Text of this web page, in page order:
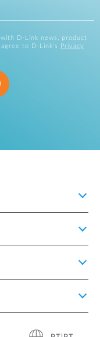
D-Link news, product
to D-Link's
Privacy